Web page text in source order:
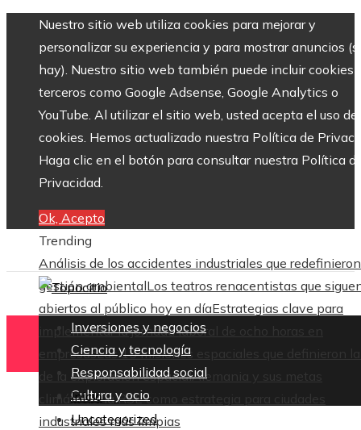
Nuestro sitio web utiliza cookies para mejorar y
personalizar su experiencia y para mostrar anuncios
hay). Nuestro sitio web también puede incluir cookies
terceros como Google Adsense, Google Analytics o
YouTube. Al utilizar el sitio web, usted acepta el uso de
cookies. Hemos actualizado nuestra Política de
Haga clic en el botón para consultar nuestra Política
Privacidad.
Ok, Acepto
Trending
Análisis de los accidentes industriales que
gestión ambientalLos teatros renacentistas que
abiertos al público hoy en díaEstrategias clave para
implementar la jornada laboral de ocho horas en
empresasLas 15 misiones espaciales que definieron
de la exploración espacialAlemania y sus metas
climáticas: la RSE como estrategia para ciudades
industriales más limpias
Inversiones y negocios
Ciencia y tecnología
Responsabilidad social
Cultura y ocio
Inicio
Uncategorized